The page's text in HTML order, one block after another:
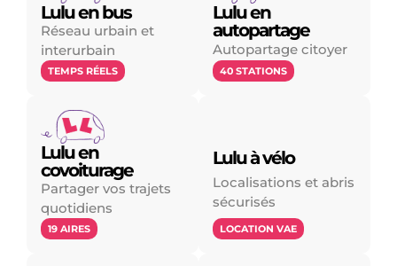
Lulu en bus
Réseau urbain et
interurbain
TEMPS RÉELS
Lulu en
autopartage
Autopartage citoyer
40 STATIONS
Lulu en
covoiturage
Partager vos trajets
quotidiens
19 AIRES
Lulu à vélo
Localisations et abris
sécurisés
LOCATION VAE